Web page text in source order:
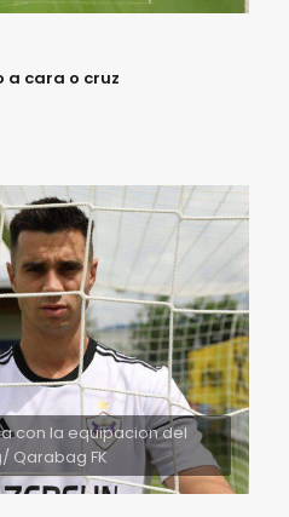
a cara o cruz
con la equipacion del
Qarabag FK